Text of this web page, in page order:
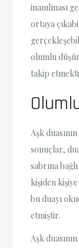
inanılması
ortaya
olumlu
takip
Aşk
sonuçlar,
sabrına
kişiden
bu duayı
etmiştir.
Aşk